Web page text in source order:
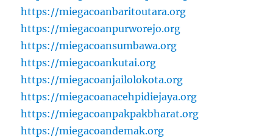
https://miegacoanbaritoutara.org
https://miegacoanpurworejo.org
https://miegacoansumbawa.org
https://miegacoankutai.org
https://miegacoanjailolokota.org
https://miegacoanacehpidiejaya.org
https://miegacoanpakpakbharat.org
https://miegacoandemak.org